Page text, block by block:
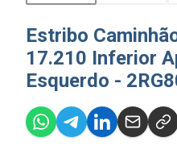
Estribo
17.210 Inferior
Esquerdo -